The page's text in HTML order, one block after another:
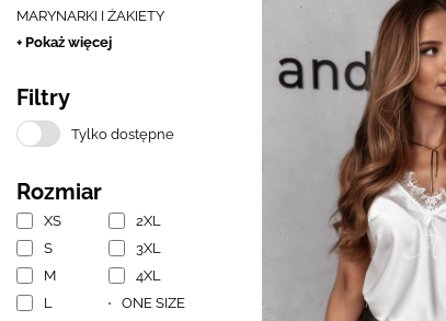
MARYNARKI I ŻAKIETY
+ Pokaż więcej
Filtry
Tylko dostępne
Rozmiar
XS
S
M
L
2XL
3XL
4XL
ONE SIZE